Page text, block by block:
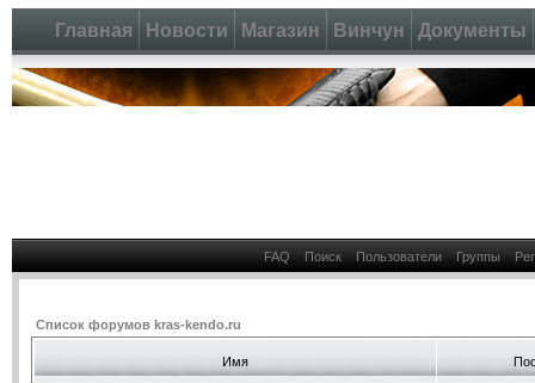
Главная Новости Магазин Винчун Документы
FAQ Поиск Пользователи Группы
Список форумов kras-kendo.ru
Имя